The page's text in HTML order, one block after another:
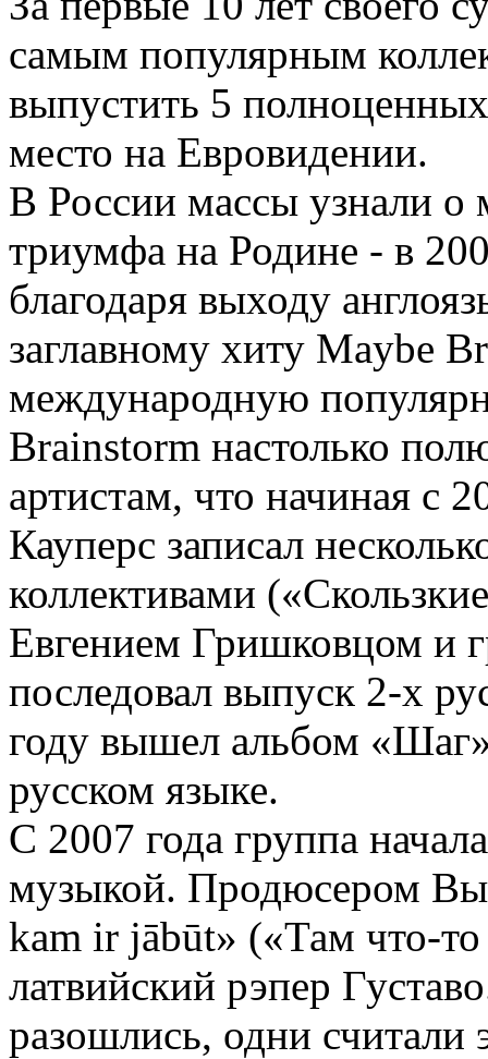
самым популярным
выпустить 5
место на Евровидении.
В России массы узнали о
триумфа на Родине - в
благодаря выходу
заглавному хиту Maybe
международную
Brainstorm настолько
артистам, что начиная с
Кауперс записал
коллективами
Евгением Гришковцом и
последовал выпуск 2-х
году вышел альбом
русском языке.
С 2007 года группа
музыкой. Продюсером
kam ir jābūt» («Там что-
латвийский рэпер
разошлись, одни считали